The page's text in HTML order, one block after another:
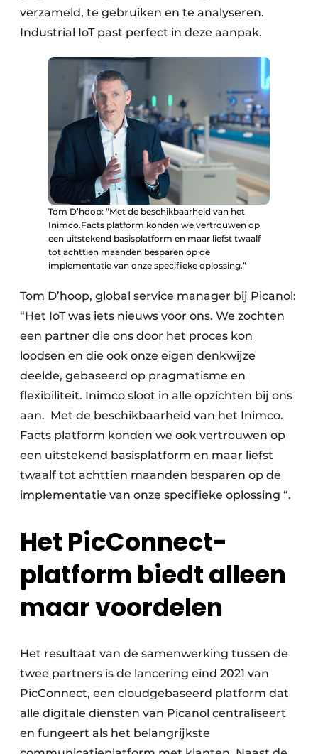
verzameld, te gebruiken en te analyseren.
Industrial IoT past perfect in deze aanpak.
Tom D’hoop: “Met de beschikbaarheid van het
Inimco.Facts platform konden we vertrouwen op
een uitstekend basisplatform en maar liefst twaalf
tot achttien maanden besparen op de
implementatie van onze specifieke oplossing.”
Tom D’hoop, global service manager bij Picanol:
“Het IoT was iets nieuws voor ons. We zochten
een partner die ons door het proces kon
loodsen en die ook onze eigen denkwijze
deelde, gebaseerd op pragmatisme en
flexibiliteit. Inimco sloot in alle opzichten bij ons
aan. Met de beschikbaarheid van het Inimco.
Facts platform konden we ook vertrouwen op
een uitstekend basisplatform en maar liefst
twaalf tot achttien maanden besparen op de
implementatie van onze specifieke oplossing “.
Het PicConnect-
platform biedt alleen
maar voordelen
Het resultaat van de samenwerking tussen de
twee partners is de lancering eind 2021 van
PicConnect, een cloudgebaseerd platform dat
alle digitale diensten van Picanol centraliseert
en fungeert als het belangrijkste